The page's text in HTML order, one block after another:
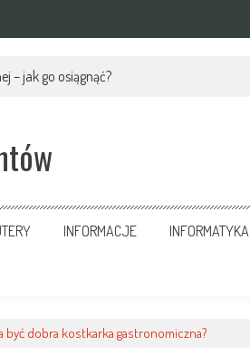
– jak go osiągnąć?
INFORMACJE INFORMATYKA
być dobra kostkarka gastronomiczna?